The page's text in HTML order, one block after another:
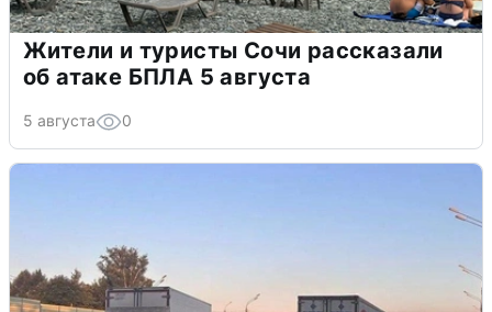
Жители и туристы Сочи рассказали
об атаке БПЛА 5 августа
5 августа 0